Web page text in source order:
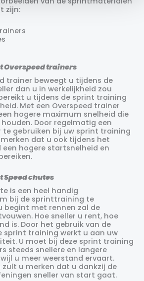
zijn:
trainers
trainer beweegt u tijdens de
dan u in werkelijkheid zou
u tijdens de sprint training
Met een Overspeed trainer
hogere maximum snelheid die
Door regelmatig een
te gebruiken bij uw sprint training
dat u ook tijdens het
een hogere startsnelheid en
chutes
is een heel handig
bij de sprinttraining te
begint met rennen zal de
Hoe sneller u rent, hoe
is. Door het gebruik van de
sprint training werkt u aan uw
U moet bij deze sprint training
steeds snellere en langere
u meer weerstand ervaart.
zult u merken dat u dankzij de
sneller van start gaat.